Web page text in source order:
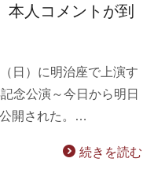
人コメントが到
日）に明治座で上演す
念公演～今日から明日
開された。…
続きを読む